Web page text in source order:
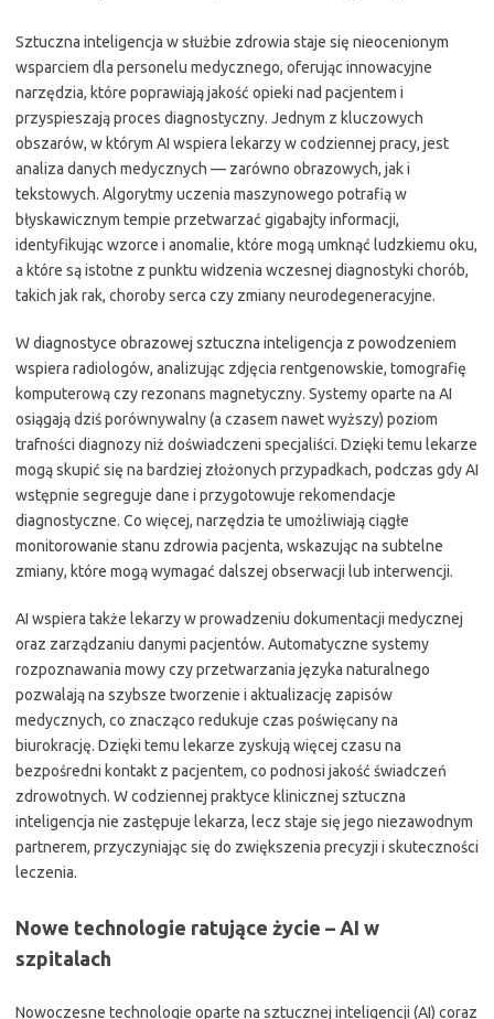
Sztuczna inteligencja w służbie zdrowia staje się nieocenionym
wsparciem dla personelu medycznego, oferując innowacyjne
narzędzia, które poprawiają jakość opieki nad pacjentem i
przyspieszają proces diagnostyczny. Jednym z kluczowych
obszarów, w którym AI wspiera lekarzy w codziennej pracy, jest
analiza danych medycznych — zarówno obrazowych, jak i
tekstowych. Algorytmy uczenia maszynowego potrafią w
błyskawicznym tempie przetwarzać gigabajty informacji,
identyfikując wzorce i anomalie, które mogą umknąć ludzkiemu oku,
a które są istotne z punktu widzenia wczesnej diagnostyki chorób,
takich jak rak, choroby serca czy zmiany neurodegeneracyjne.
W diagnostyce obrazowej sztuczna inteligencja z powodzeniem
wspiera radiologów, analizując zdjęcia rentgenowskie, tomografię
komputerową czy rezonans magnetyczny. Systemy oparte na AI
osiągają dziś porównywalny (a czasem nawet wyższy) poziom
trafności diagnozy niż doświadczeni specjaliści. Dzięki temu lekarze
mogą skupić się na bardziej złożonych przypadkach, podczas gdy AI
wstępnie segreguje dane i przygotowuje rekomendacje
diagnostyczne. Co więcej, narzędzia te umożliwiają ciągłe
monitorowanie stanu zdrowia pacjenta, wskazując na subtelne
zmiany, które mogą wymagać dalszej obserwacji lub interwencji.
AI wspiera także lekarzy w prowadzeniu dokumentacji medycznej
oraz zarządzaniu danymi pacjentów. Automatyczne systemy
rozpoznawania mowy czy przetwarzania języka naturalnego
pozwalają na szybsze tworzenie i aktualizację zapisów
medycznych, co znacząco redukuje czas poświęcany na
biurokrację. Dzięki temu lekarze zyskują więcej czasu na
bezpośredni kontakt z pacjentem, co podnosi jakość świadczeń
zdrowotnych. W codziennej praktyce klinicznej sztuczna
inteligencja nie zastępuje lekarza, lecz staje się jego niezawodnym
partnerem, przyczyniając się do zwiększenia precyzji i skuteczności
leczenia.
Nowe technologie ratujące życie – AI w
szpitalach
Nowoczesne technologie oparte na sztucznej inteligencji (AI) coraz